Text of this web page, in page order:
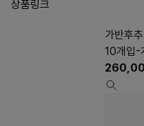
상품링크
가반후
10개입-